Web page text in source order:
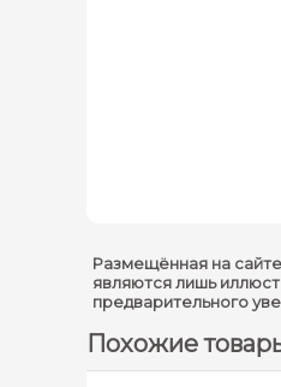
Размещённая на
являются лишь
предварительного
Похожие